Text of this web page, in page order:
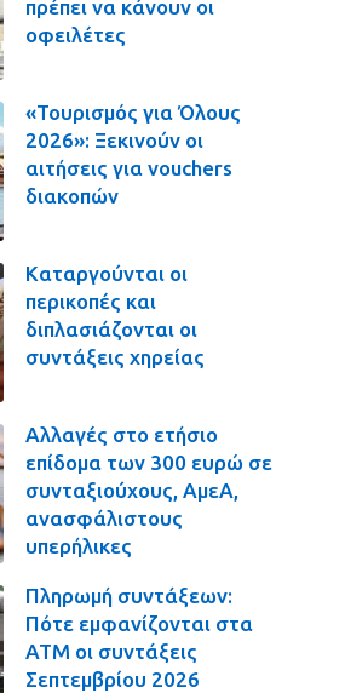
πρέπει να κάνουν οι
οφειλέτες
«Τουρισμός για Όλους
2026»: Ξεκινούν οι
αιτήσεις για vouchers
διακοπών
Καταργούνται οι
περικοπές και
διπλασιάζονται οι
συντάξεις χηρείας
Αλλαγές στο ετήσιο
επίδομα των 300 ευρώ σε
συνταξιούχους, ΑμεΑ,
ανασφάλιστους
υπερήλικες
Πληρωμή συντάξεων:
Πότε εμφανίζονται στα
ΑΤΜ οι συντάξεις
Σεπτεμβρίου 2026